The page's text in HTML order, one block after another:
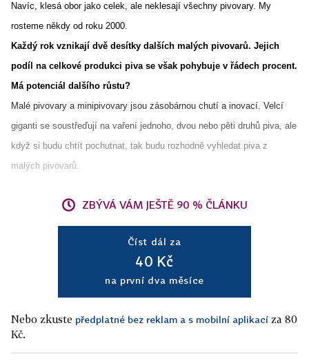
Navíc, klesá obor jako celek, ale neklesají všechny pivovary. My
rosteme někdy od roku 2000.
Každý rok vznikají dvě desítky dalších malých pivovarů. Jejich
podíl na celkové produkci piva se však pohybuje v řádech procent.
Má potenciál dalšího růstu?
Malé pivovary a minipivovary jsou zásobárnou chutí a inovací. Velcí
giganti se soustřeďují na vaření jednoho, dvou nebo pěti druhů piva, ale
když si budu chtít pochutnat, tak budu rozhodně vyhledat piva z
malých pivovarů.
ZBÝVÁ VÁM JEŠTĚ 90 % ČLÁNKU
Číst dál za
40 Kč
na první dva měsíce
Nebo zkuste předplatné bez reklam a s mobilní aplikací za 80
Kč.